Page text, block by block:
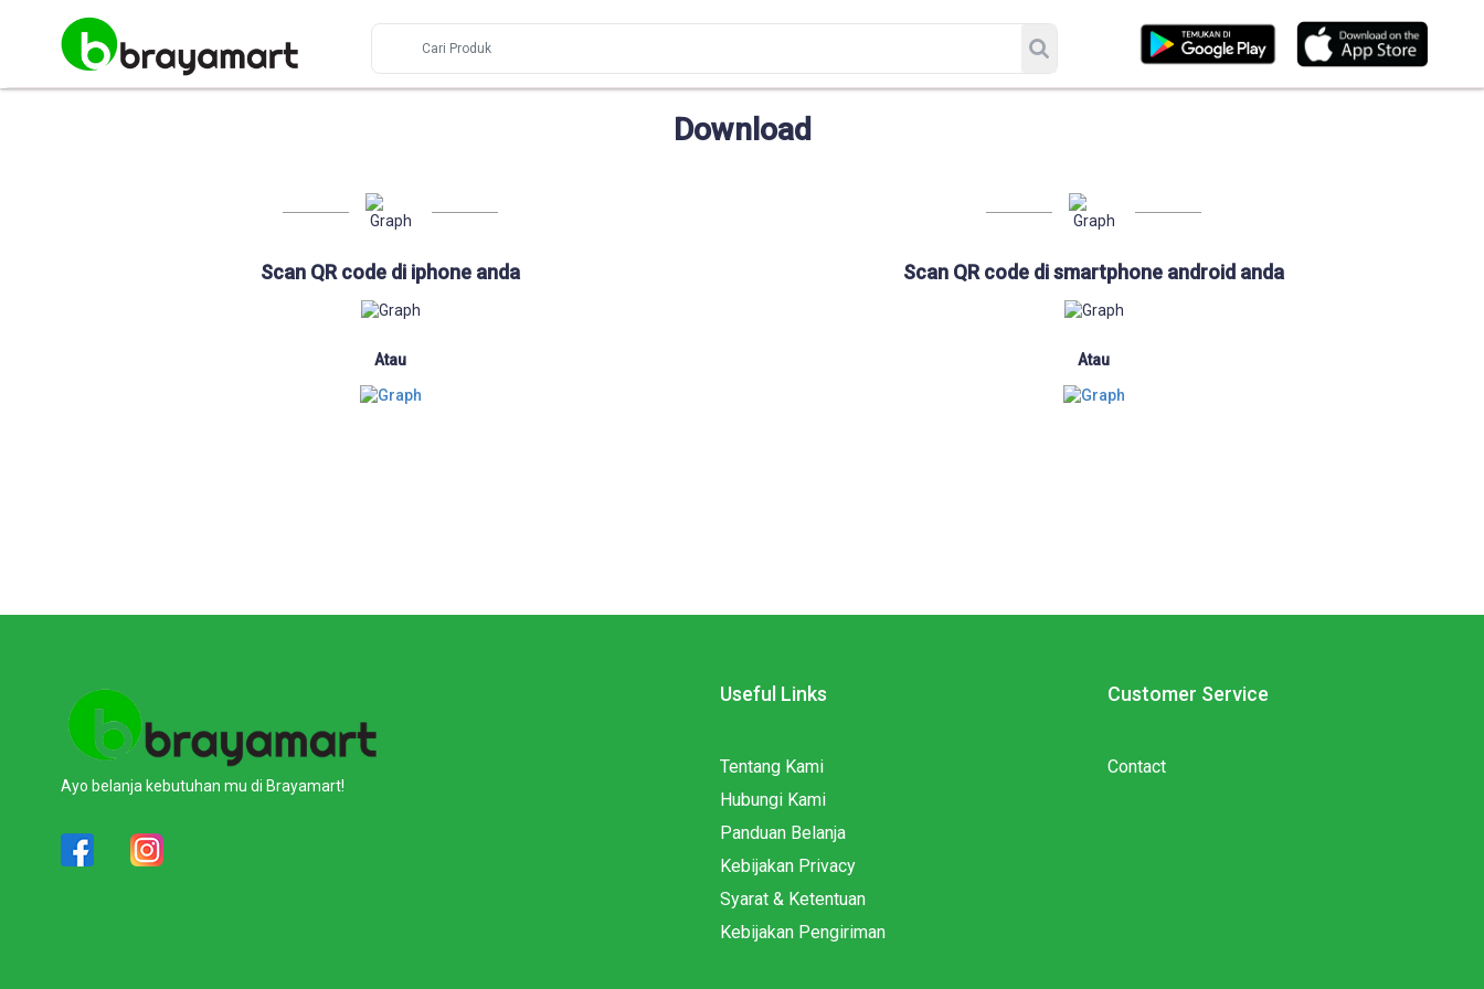
Download
Scan QR code di iphone anda
Atau
Scan QR code di smartphone android anda
Atau
Ayo belanja kebutuhan mu di Brayamart!
Useful Links
Tentang Kami
Hubungi Kami
Panduan Belanja
Kebijakan Privacy
Syarat & Ketentuan
Kebijakan Pengiriman
Customer Service
Contact